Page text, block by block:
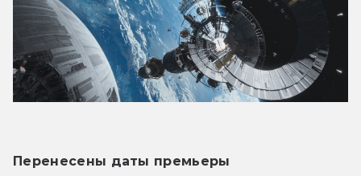
Перенесены даты премьеры